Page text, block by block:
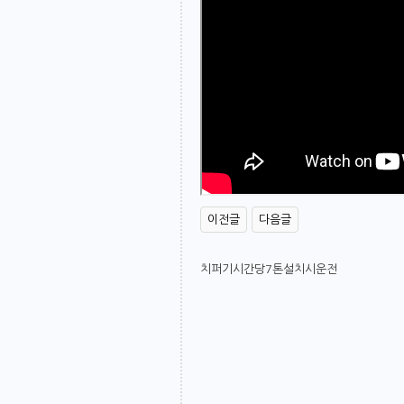
이전글 다음글
치퍼기시간당7톤설치시운전